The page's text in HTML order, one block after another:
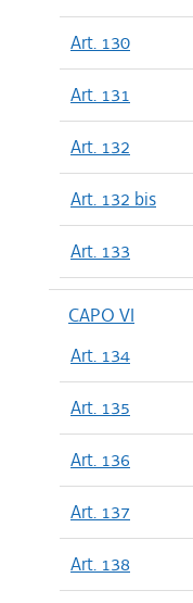
Art. 130
Art. 131
Art. 132
Art. 132 bis
Art. 133
CAPO VI
Art. 134
Art. 135
Art. 136
Art. 137
Art. 138